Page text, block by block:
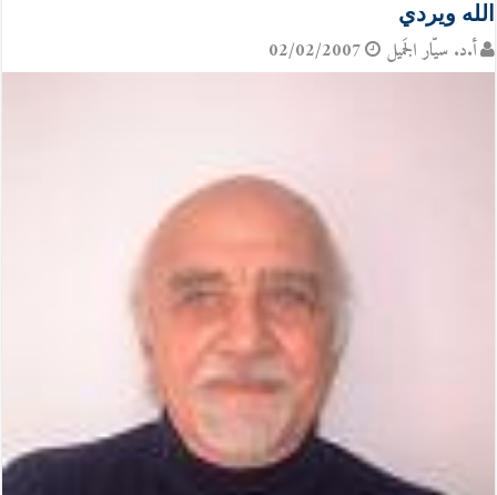
الله ويردي
أ.د. سيّار الجَميل 02/02/2007